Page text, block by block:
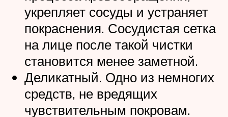
укрепляет сосуды и устраняет
покраснения. Сосудистая сетка
на лице после такой чистки
становится менее заметной.
Деликатный. Одно из немногих
средств, не вредящих
чувствительным покровам.